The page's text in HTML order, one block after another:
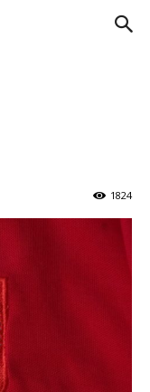
1824